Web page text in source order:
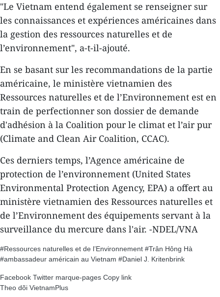
"Le Vietnam entend également se renseigner sur
les connaissances et expériences américaines dans
la gestion des ressources naturelles et de
l’environnement", a-t-il-ajouté.
En se basant sur les recommandations de la partie
américaine, le ministère vietnamien des
Ressources naturelles et de l’Environnement est en
train de perfectionner son dossier de demande
d'adhésion à la Coalition pour le climat et l’air pur
(Climate and Clean Air Coalition, CCAC).
Ces derniers temps, l’Agence américaine de
protection de l’environnement (United States
Environmental Protection Agency, EPA) a offert au
ministère vietnamien des Ressources naturelles et
de l’Environnement des équipements servant à la
surveillance du mercure dans l'air. -NDEL/VNA
#Ressources naturelles et de l’Environnement #Trân Hông Hà
#ambassadeur américain au Vietnam #Daniel J. Kritenbrink
Facebook Twitter marque-pages Copy link
Theo dõi VietnamPlus